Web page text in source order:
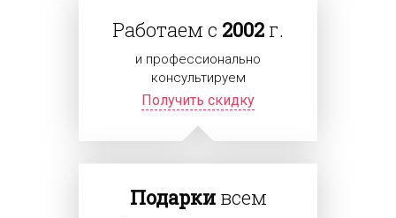
Работаем с 2002 г.
и профессионально
консультируем
Получить скидку
Подаркивсем